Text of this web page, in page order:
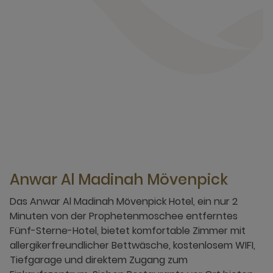
Anwar Al Madinah Mövenpick
Das Anwar Al Madinah Mövenpick Hotel, ein nur 2
Minuten von der Prophetenmoschee entferntes
Fünf-Sterne-Hotel, bietet komfortable Zimmer mit
allergikerfreundlicher Bettwäsche, kostenlosem WIFI,
Tiefgarage und direktem Zugang zum